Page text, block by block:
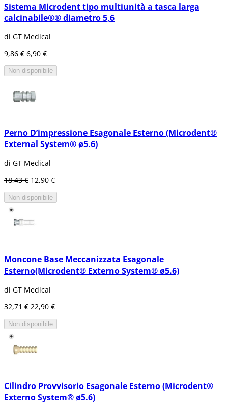
mandibola e mantenere il dente al suo posto.
Un impianto è un piccolo pezzo fatto di
L'impianto dentale può essere utilizzato per
sostituire un singolo dente, più di un dente, o
di metallo che si colloca nell'osso maxillo-
facciale, proprio sotto il tessuto gengivale. Per
questo motivo, ha la forma dell'osso, affinché
tipo di impianto si colloca chirurgicamente
nelle ossa maxillo-facciali o nell'osso della
mandibola. Quando l'impianto è pronto e la
Sistema Microdent tipo multiunità a tasca larga
calcinabile®® diametro 5,6
di GT Medical
9,86 € 6,90 €
Non disponibile
Perno D’impressione Esagonale Esterno (Microdent®
External System® ø5.6)
di GT Medical
18,43 € 12,90 €
Non disponibile
Moncone Base Meccanizzata Esagonale
Esterno(Microdent® Externo System® ø5.6)
di GT Medical
32,71 € 22,90 €
Non disponibile
Cilindro Provvisorio Esagonale Esterno (Microdent®
Externo System® ø5.6)